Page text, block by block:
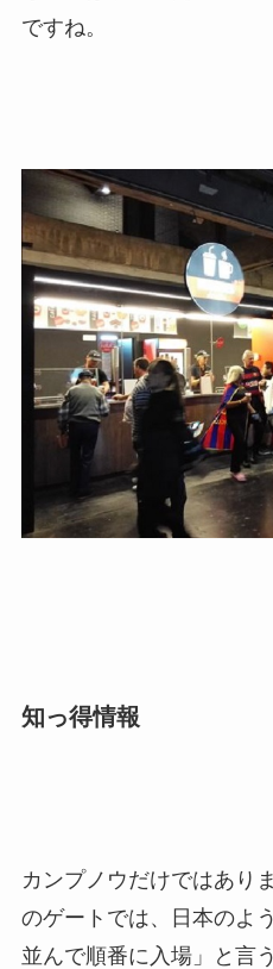
ですね。
知っ得情報
カンプノウだけではあり
のゲートでは、日本のよ
並んで順番に入場」と言